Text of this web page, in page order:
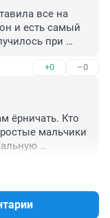
все на
и есть самый
при
+0 –0
ёрничать. Кто
мальчики
что так